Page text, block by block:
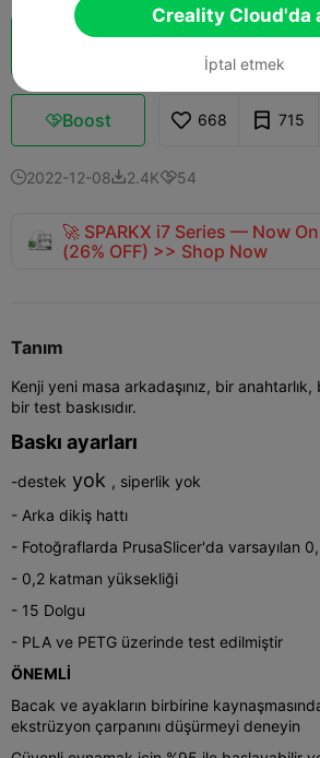
Boost 668 715
2022-12-082.4K54
🚀 SPARKX i7 Series — Now
(26% OFF) >> Shop Now
Tanım
Kenji yeni masa arkadaşınız, bir anahtarlık,
bir test baskısıdır.
Baskı ayarları
-destek yok , siperlik yok
- Arka dikiş hattı
- Fotoğraflarda PrusaSlicer'da varsayılan
- 0,2 katman yüksekliği
- 15 Dolgu
- PLA ve PETG üzerinde test edilmiştir
ÖNEMLİ
Bacak ve ayakların birbirine
ekstrüzyon çarpanını düşürmeyi deneyin
Creality Cloud'da
İptal etmek